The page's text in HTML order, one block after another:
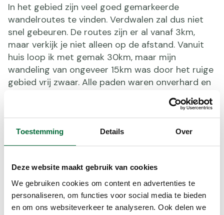
Toestemming Details Over
Deze website maakt gebruik van cookies
We gebruiken cookies om content en advertenties te
personaliseren, om functies voor social media te bieden
en om ons websiteverkeer te analyseren. Ook delen we
In het gebied zijn veel goed gemarkeerde
wandelroutes te vinden. Verdwalen zal dus niet
snel gebeuren. De routes zijn er al vanaf 3km,
maar verkijk je niet alleen op de afstand. Vanuit
huis loop ik met gemak 30km, maar mijn
wandeling van ongeveer 15km was door het ruige
gebied vrij zwaar. Alle paden waren onverhard en
het was veel klimmen en klauteren, mét de extra
bagage van 14 kilo op mijn rug. Thuis had ik, om te
trainen, wel afstanden gelopen met mijn volledige
bagage. Maar dit was toch wel een stuk zwaarder
dan verwacht. En omdat ik maximaal 1,5 liter
graden ook niet mee. Over de laatste 5km heb ik
uiteindelijk 2,5 uur gedaan. Dan kijk je toch wel uit
naar het eindpunt waar ik mijzelf kon trakteren op
een heerlijk drankje.